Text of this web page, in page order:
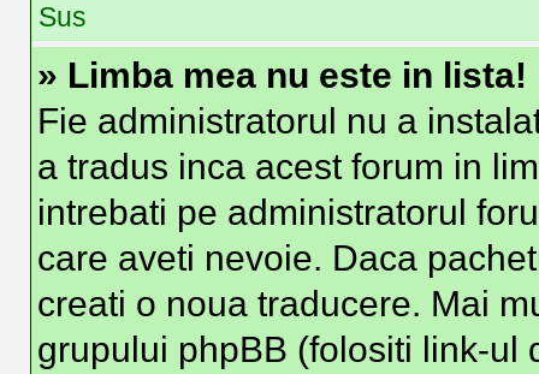
Sus
» Limba mea nu este in lista!
Fie administratorul nu a
a tradus inca acest forum in
intrebati pe administratorul
care aveti nevoie. Daca
creati o noua traducere. Mai
grupului phpBB (folositi link-ul